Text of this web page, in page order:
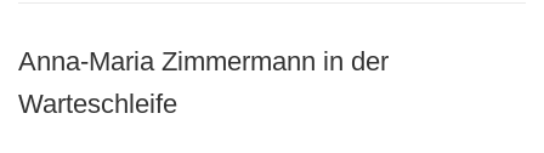
Anna-Maria Zimmermann in der
Warteschleife